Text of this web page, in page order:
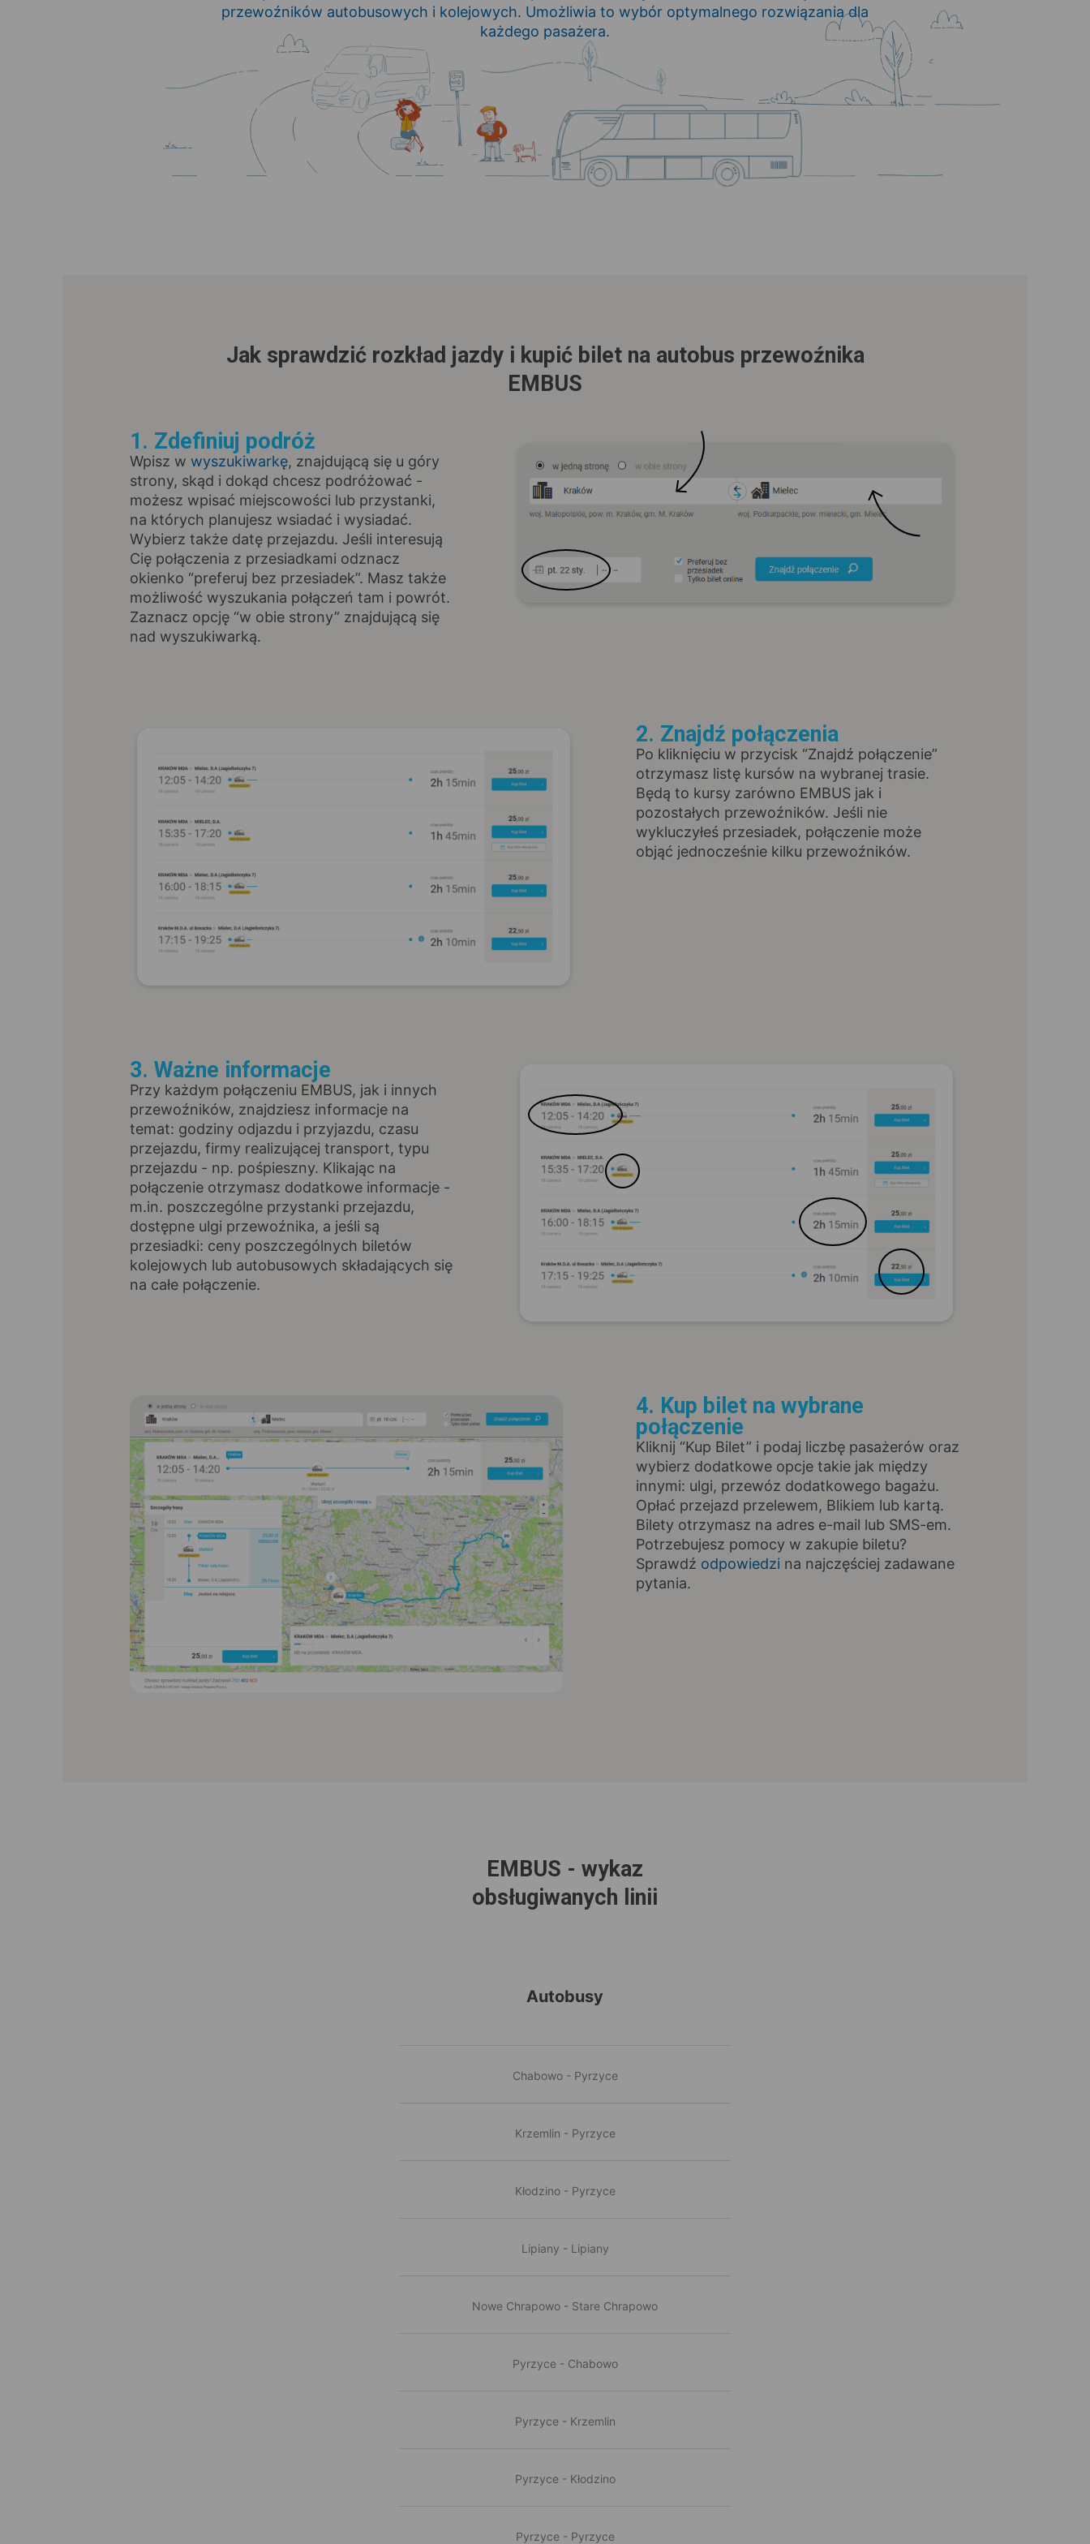
przewoźników autobusowych i kolejowych. Umożliwia to wybór optymalnego rozwiązania dla
każdego pasażera.
Jak sprawdzić rozkład jazdy i kupić bilet na autobus przewoźnika
EMBUS
1. Zdefiniuj podróż
Wpisz w wyszukiwarkę, znajdującą się u góry
strony, skąd i dokąd chcesz podróżować -
możesz wpisać miejscowości lub przystanki,
na których planujesz wsiadać i wysiadać.
Wybierz także datę przejazdu. Jeśli interesują
Cię połączenia z przesiadkami odznacz
okienko “preferuj bez przesiadek”. Masz także
możliwość wyszukania połączeń tam i powrót.
Zaznacz opcję “w obie strony” znajdującą się
nad wyszukiwarką.
2. Znajdź połączenia
Po kliknięciu w przycisk “Znajdź połączenie”
otrzymasz listę kursów na wybranej trasie.
Będą to kursy zarówno EMBUS jak i
pozostałych przewoźników. Jeśli nie
wykluczyłeś przesiadek, połączenie może
objąć jednocześnie kilku przewoźników.
3. Ważne informacje
Przy każdym połączeniu EMBUS, jak i innych
przewoźników, znajdziesz informacje na
temat: godziny odjazdu i przyjazdu, czasu
przejazdu, firmy realizującej transport, typu
przejazdu - np. pośpieszny. Klikając na
połączenie otrzymasz dodatkowe informacje -
m.in. poszczególne przystanki przejazdu,
dostępne ulgi przewoźnika, a jeśli są
przesiadki: ceny poszczególnych biletów
kolejowych lub autobusowych składających się
na całe połączenie.
4. Kup bilet na wybrane
połączenie
Kliknij “Kup Bilet” i podaj liczbę pasażerów oraz
wybierz dodatkowe opcje takie jak między
innymi: ulgi, przewóz dodatkowego bagażu.
Opłać przejazd przelewem, Blikiem lub kartą.
Bilety otrzymasz na adres e-mail lub SMS-em.
Potrzebujesz pomocy w zakupie biletu?
Sprawdź odpowiedzi na najczęściej zadawane
pytania.
EMBUS - wykaz
obsługiwanych linii
Autobusy
Chabowo - Pyrzyce
Krzemlin - Pyrzyce
Kłodzino - Pyrzyce
Lipiany - Lipiany
Nowe Chrapowo - Stare Chrapowo
Pyrzyce - Chabowo
Pyrzyce - Krzemlin
Pyrzyce - Kłodzino
Pyrzyce - Pyrzyce